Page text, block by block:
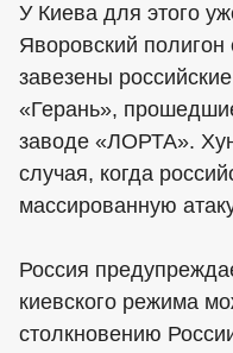
У Киева для этого
Яворовский
завезены российские
«Герань»,
заводе «ЛОРТА».
случая, когда
массированную
Россия
киевского режима
столкновению